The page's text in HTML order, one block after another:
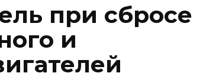
при сбросе
и